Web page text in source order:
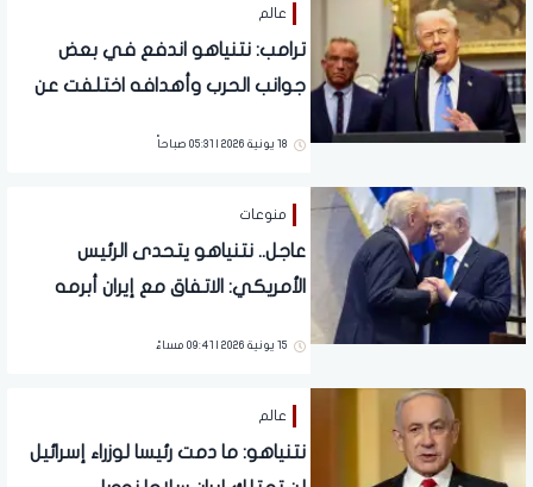
عالم
ترامب: نتنياهو اندفع في بعض
جوانب الحرب وأهدافه اختلفت عن
18 يونية 2026 | 05:31 صباحاً
منوعات
عاجل.. نتنياهو يتحدى الرئيس
الأمريكي: الاتفاق مع إيران أبرمه
15 يونية 2026 | 09:41 مساءً
عالم
نتنياهو: ما دمت رئيسا لوزراء إسرائيل